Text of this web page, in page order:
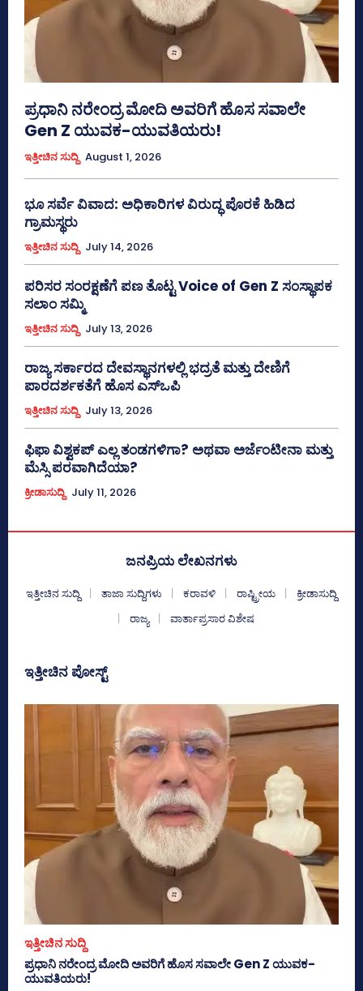
ಪ್ರಧಾನಿ ನರೇಂದ್ರ ಮೋದಿ ಅವರಿಗೆ ಹೊಸ ಸವಾಲೇ
Gen Z ಯುವಕ-ಯುವತಿಯರು!
ಇತ್ತೀಚಿನ ಸುದ್ದಿ August 1, 2026
ಭೂ ಸರ್ವೆ ವಿವಾದ: ಅಧಿಕಾರಿಗಳ ವಿರುದ್ಧ ಪೊರಕೆ ಹಿಡಿದ
ಗ್ರಾಮಸ್ಥರು
ಇತ್ತೀಚಿನ ಸುದ್ದಿ July 14, 2026
ಪರಿಸರ ಸಂರಕ್ಷಣೆಗೆ ಪಣ ತೊಟ್ಟ Voice of Gen Z ಸಂಸ್ಥಾಪಕ
ಸಲಾಂ ಸಮ್ಮಿ
ಇತ್ತೀಚಿನ ಸುದ್ದಿ July 13, 2026
ರಾಜ್ಯ ಸರ್ಕಾರದ ದೇವಸ್ಥಾನಗಳಲ್ಲಿ ಭದ್ರತೆ ಮತ್ತು ದೇಣಿಗೆ
ಪಾರದರ್ಶಕತೆಗೆ ಹೊಸ ಎಸ್‌ಒಪಿ
ಇತ್ತೀಚಿನ ಸುದ್ದಿ July 13, 2026
ಫಿಫಾ ವಿಶ್ವಕಪ್ ಎಲ್ಲ ತಂಡಗಳಿಗಾ? ಅಥವಾ ಅರ್ಜೆಂಟೀನಾ ಮತ್ತು
ಮೆಸ್ಸಿ ಪರವಾಗಿದೆಯಾ?
ಕ್ರೀಡಾಸುದ್ದಿ July 11, 2026
ಜನಪ್ರಿಯ ಲೇಖನಗಳು
ಇತ್ತೀಚಿನ ಸುದ್ದಿ ತಾಜಾ ಸುದ್ದಿಗಳು ಕರಾವಳಿ ರಾಷ್ಟ್ರೀಯ
ಕ್ರೀಡಾಸುದ್ದಿ
ರಾಜ್ಯ
ವಾರ್ತಾಪ್ರಸಾರ ವಿಶೇಷ
ಇತ್ತೀಚಿನ ಪೋಸ್ಟ್
ಇತ್ತೀಚಿನ ಸುದ್ದಿ
ಪ್ರಧಾನಿ ನರೇಂದ್ರ ಮೋದಿ ಅವರಿಗೆ ಹೊಸ ಸವಾಲೇ Gen Z ಯುವಕ-
ಯುವತಿಯರು!